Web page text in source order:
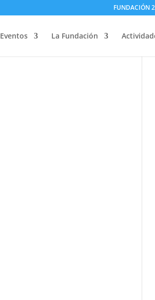
FUNDACIÓN
Eventos La Fundación